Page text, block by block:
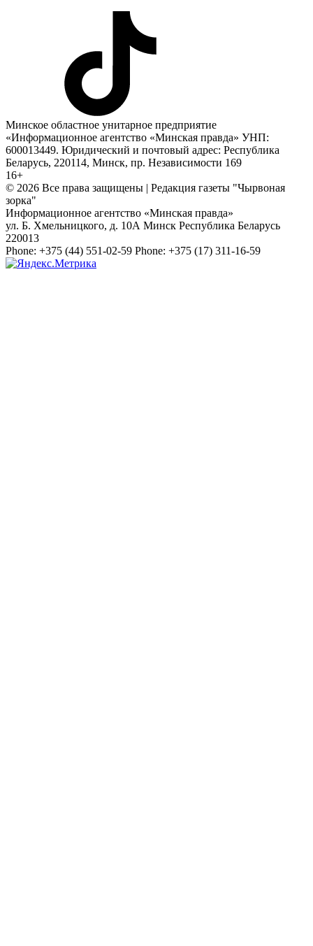
Минское областное унитарное предприятие
«Информационное агентство «Минская правда» УНП:
600013449. Юридический и почтовый адрес: Республика
Беларусь, 220114, Минск, пр. Независимости 169
16+
© 2026 Все права защищены | Редакция газеты "Чырвоная
зорка"
Информационное агентство «Минская правда»
ул. Б. Хмельницкого, д. 10А Минск Республика Беларусь
220013
Phone: +375 (44) 551-02-59 Phone: +375 (17) 311-16-59